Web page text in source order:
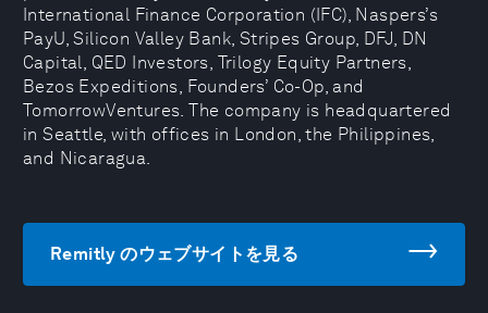
International Finance Corporation (IFC), Naspers’s
PayU, Silicon Valley Bank, Stripes Group, DFJ, DN
Capital, QED Investors, Trilogy Equity Partners,
Bezos Expeditions, Founders’ Co-Op, and
TomorrowVentures. The company is headquartered
in Seattle, with offices in London, the Philippines,
and Nicaragua.
Remitly のウェブサイトを見る